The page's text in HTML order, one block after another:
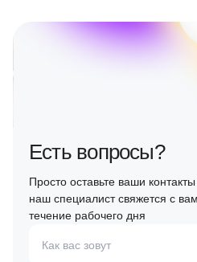
Есть вопросы?
Просто оставьте ваши
наш специалист свяжется с
течение рабочего дня
Как вас зовут